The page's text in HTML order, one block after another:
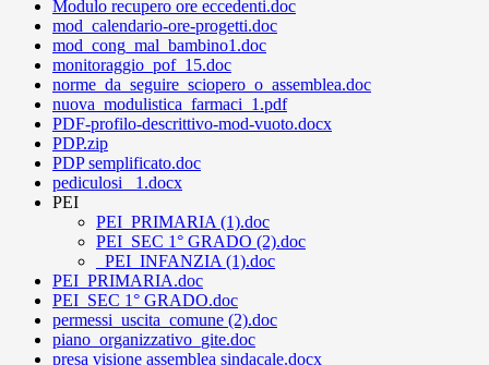
Modulo recupero ore eccedenti.doc
mod_calendario-ore-progetti.doc
mod_cong_mal_bambino1.doc
monitoraggio_pof_15.doc
norme_da_seguire_sciopero_o_assemblea.doc
nuova_modulistica_farmaci_1.pdf
PDF-profilo-descrittivo-mod-vuoto.docx
PDP.zip
PDP semplificato.doc
pediculosi _1.docx
PEI
PEI_PRIMARIA (1).doc
PEI_SEC 1° GRADO (2).doc
_PEI_INFANZIA (1).doc
PEI_PRIMARIA.doc
PEI_SEC 1° GRADO.doc
permessi_uscita_comune (2).doc
piano_organizzativo_gite.doc
presa visione assemblea sindacale.docx